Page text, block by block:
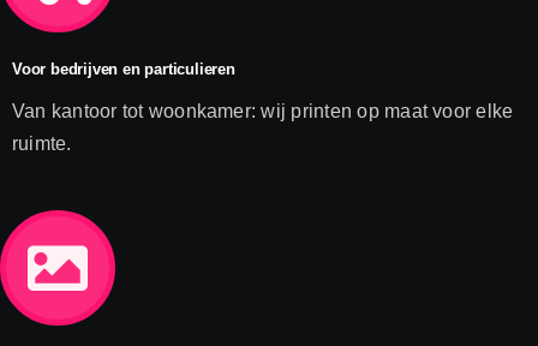
Voor bedrijven en particulieren
Van kantoor tot woonkamer: wij printen op maat voor elke
ruimte.